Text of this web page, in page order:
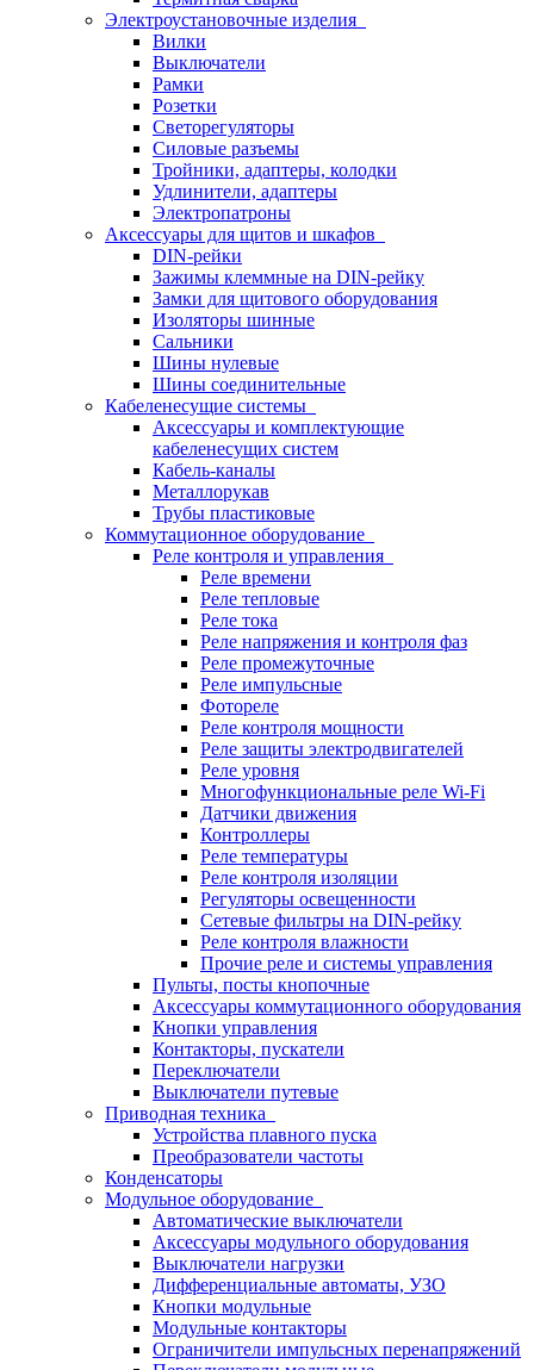
Электроустановочные изделия
Вилки
Выключатели
Рамки
Розетки
Светорегуляторы
Силовые разъемы
Тройники, адаптеры, колодки
Удлинители, адаптеры
Электропатроны
Аксессуары для щитов и шкафов
DIN-рейки
Зажимы клеммные на DIN-рейку
Замки для щитового оборудования
Изоляторы шинные
Сальники
Шины нулевые
Шины соединительные
Кабеленесущие системы
Аксессуары и комплектующие
кабеленесущих систем
Кабель-каналы
Металлорукав
Трубы пластиковые
Коммутационное оборудование
Реле контроля и управления
Реле времени
Реле тепловые
Реле тока
Реле напряжения и контроля фаз
Реле промежуточные
Реле импульсные
Фотореле
Реле контроля мощности
Реле защиты электродвигателей
Реле уровня
Многофункциональные реле Wi-Fi
Датчики движения
Контроллеры
Реле температуры
Реле контроля изоляции
Регуляторы освещенности
Сетевые фильтры на DIN-рейку
Реле контроля влажности
Прочие реле и системы управления
Пульты, посты кнопочные
Аксессуары коммутационного оборудования
Кнопки управления
Контакторы, пускатели
Переключатели
Выключатели путевые
Приводная техника
Устройства плавного пуска
Преобразователи частоты
Конденсаторы
Модульное оборудование
Автоматические выключатели
Аксессуары модульного оборудования
Выключатели нагрузки
Дифференциальные автоматы, УЗО
Кнопки модульные
Модульные контакторы
Ограничители импульсных перенапряжений